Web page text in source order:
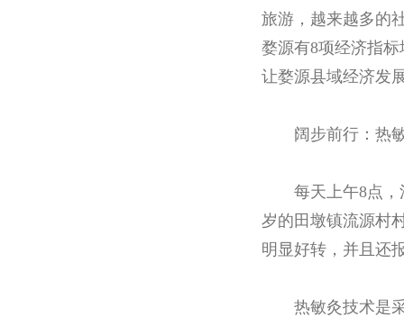
旅游，越来越多的
婺源有8项经济指
让婺源县域经济发
阔步前行：热
每天上午8点
岁的田墩镇流源村
明显好转，并且还
热敏灸技术是